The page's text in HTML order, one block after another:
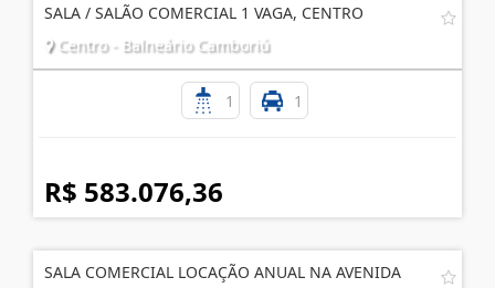
SALA / SALÃO COMERCIAL 1 VAGA, CENTRO
Centro - Balneário Camboriú
1 1
R$ 583.076,36
SALA COMERCIAL LOCAÇÃO ANUAL NA AVENIDA